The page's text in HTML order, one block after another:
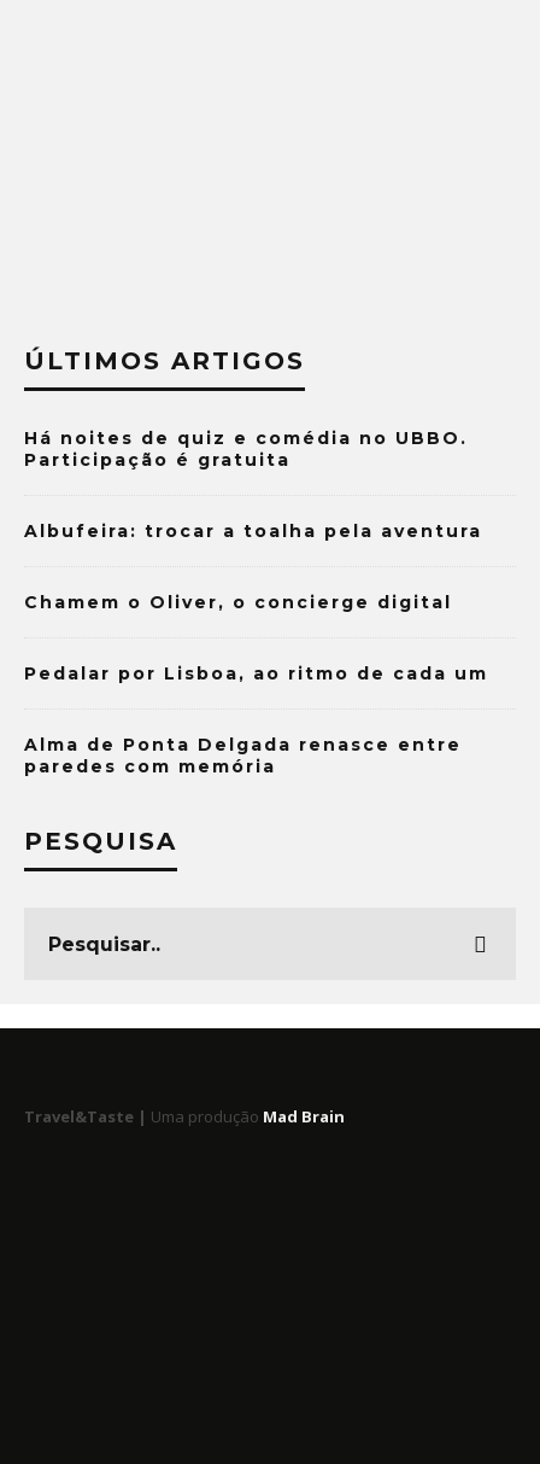
ÚLTIMOS ARTIGOS
Há noites de quiz e comédia no UBBO.
Participação é gratuita
Albufeira: trocar a toalha pela aventura
Chamem o Oliver, o concierge digital
Pedalar por Lisboa, ao ritmo de cada um
Alma de Ponta Delgada renasce entre
paredes com memória
PESQUISA
Travel&Taste | Uma produção Mad Brain